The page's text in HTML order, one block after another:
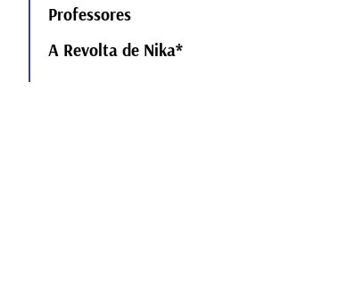
Professores
A Revolta de Nika*